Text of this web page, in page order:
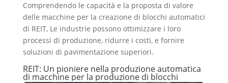
Comprendendo le capacità e la proposta di valore
delle macchine per la creazione di blocchi automatici
di REIT, Le industrie possono ottimizzare i loro
processi di produzione, ridurre i costi, e fornire
soluzioni di pavimentazione superiori.
REIT: Un pioniere nella produzione automatica
di macchine per la produzione di blocchi